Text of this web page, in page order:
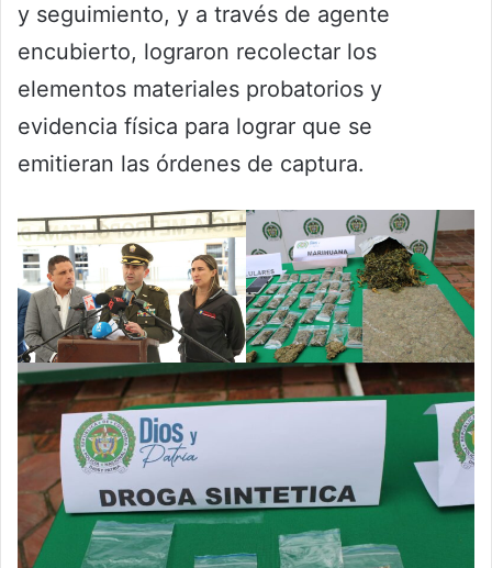
y seguimiento, y a través de agente
encubierto, lograron recolectar los
elementos materiales probatorios y
evidencia física para lograr que se
emitieran las órdenes de captura.